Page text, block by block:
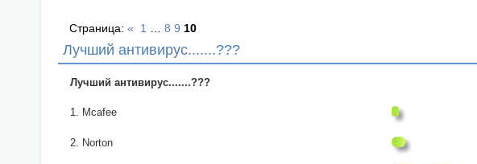
Лучший антивирус.......???
Страница:« 1 8 9 10
Лучший антивирус.......???
Mcafee
Norton